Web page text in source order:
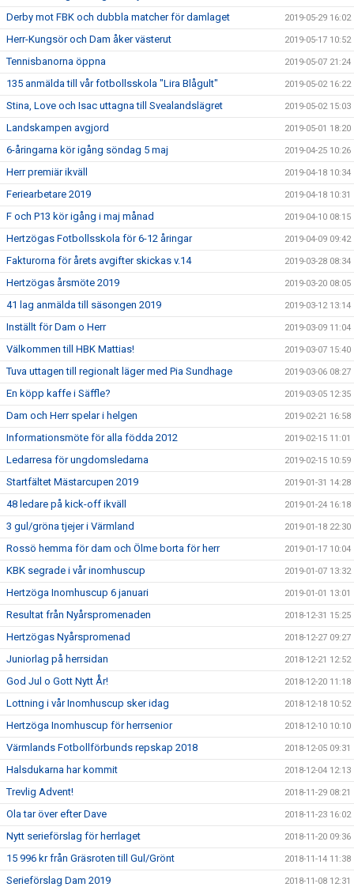
Derby mot FBK och dubbla matcher för damlaget 2019-05-29 16:02
Herr-Kungsör och Dam åker västerut 2019-05-17 10:52
Tennisbanorna öppna 2019-05-07 21:24
135 anmälda till vår fotbollsskola "Lira Blågult" 2019-05-02 16:22
Stina, Love och Isac uttagna till Svealandslägret 2019-05-02 15:03
Landskampen avgjord 2019-05-01 18:20
6-åringarna kör igång söndag 5 maj 2019-04-25 10:26
Herr premiär ikväll 2019-04-18 10:34
Feriearbetare 2019 2019-04-18 10:31
F och P13 kör igång i maj månad 2019-04-10 08:15
Hertzögas Fotbollsskola för 6-12 åringar 2019-04-09 09:42
Fakturorna för årets avgifter skickas v.14 2019-03-28 08:34
Hertzögas årsmöte 2019 2019-03-20 08:05
41 lag anmälda till säsongen 2019 2019-03-12 13:14
Inställt för Dam o Herr 2019-03-09 11:04
Välkommen till HBK Mattias! 2019-03-07 15:40
Tuva uttagen till regionalt läger med Pia Sundhage 2019-03-06 08:27
En köpp kaffe i Säffle? 2019-03-05 12:35
Dam och Herr spelar i helgen 2019-02-21 16:58
Informationsmöte för alla födda 2012 2019-02-15 11:01
Ledarresa för ungdomsledarna 2019-02-15 10:59
Startfältet Mästarcupen 2019 2019-01-31 14:28
48 ledare på kick-off ikväll 2019-01-24 16:18
3 gul/gröna tjejer i Värmland 2019-01-18 22:30
Rossö hemma för dam och Ölme borta för herr 2019-01-17 10:04
KBK segrade i vår inomhuscup 2019-01-07 13:32
Hertzöga Inomhuscup 6 januari 2019-01-01 13:01
Resultat från Nyårspromenaden 2018-12-31 15:25
Hertzögas Nyårspromenad 2018-12-27 09:27
Juniorlag på herrsidan 2018-12-21 12:52
God Jul o Gott Nytt År! 2018-12-20 11:18
Lottning i vår Inomhuscup sker idag 2018-12-18 10:52
Hertzöga Inomhuscup för herrsenior 2018-12-10 10:10
Värmlands Fotbollförbunds repskap 2018 2018-12-05 09:31
Halsdukarna har kommit 2018-12-04 12:13
Trevlig Advent! 2018-11-29 08:21
Ola tar över efter Dave 2018-11-23 16:02
Nytt serieförslag för herrlaget 2018-11-20 09:36
15 996 kr från Gräsroten till Gul/Grönt 2018-11-14 11:38
Serieförslag Dam 2019 2018-11-08 12:31